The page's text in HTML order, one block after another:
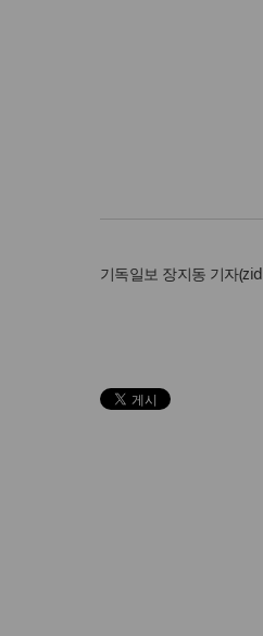
기독일보 장지동 기자(